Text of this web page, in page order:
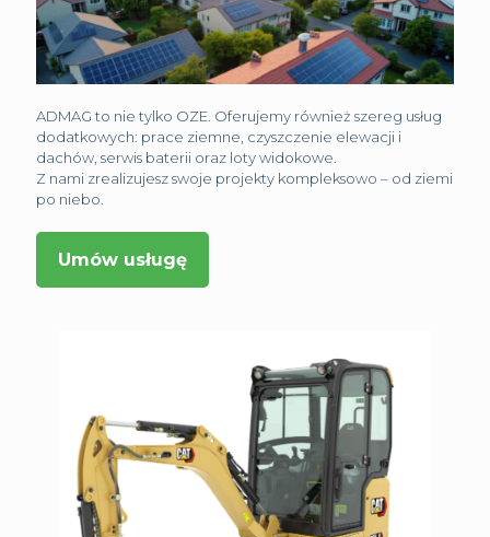
ADMAG to nie tylko OZE. Oferujemy również szereg usług
dodatkowych: prace ziemne, czyszczenie elewacji i
dachów, serwis baterii oraz loty widokowe.
Z nami zrealizujesz swoje projekty kompleksowo – od ziemi
po niebo.
Umów usługę